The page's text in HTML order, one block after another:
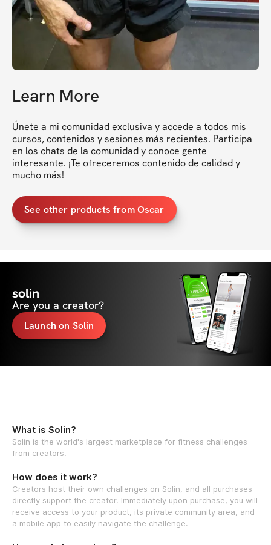
Learn More
Únete a mi comunidad exclusiva y accede a todos mis
cursos, contenidos y sesiones más recientes. Participa
en los chats de la comunidad y conoce gente
interesante. ¡Te ofreceremos contenido de calidad y
mucho más!
See other products from Oscar
solin
Are you a creator?
Launch on Solin
What is Solin?
Solin is the world's largest marketplace for fitness challenges
from creators.
How does it work?
Creators host their own challenges on Solin, and all purchases
directly support the creator. Immediately upon purchase, you will
receive access to your product, its private community area, and
a mobile app to easily navigate the challenge.